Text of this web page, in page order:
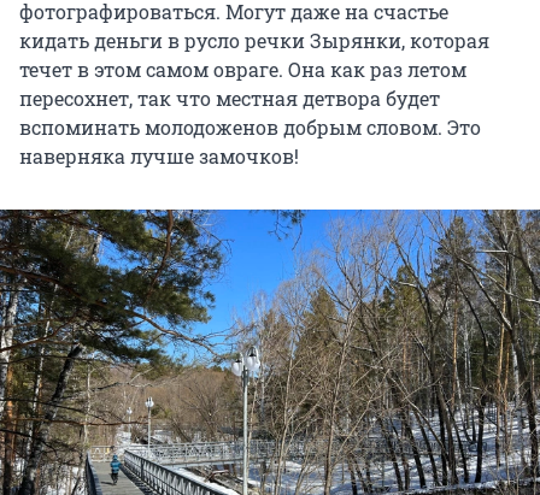
фотографироваться. Могут даже на счастье
кидать деньги в русло речки Зырянки, которая
течет в этом самом овраге. Она как раз летом
пересохнет, так что местная детвора будет
вспоминать молодоженов добрым словом. Это
наверняка лучше замочков!